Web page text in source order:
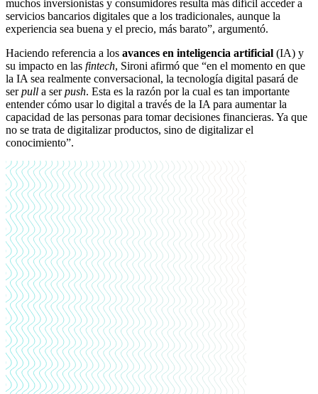
muchos inversionistas y consumidores resulta más difícil acceder a
servicios bancarios digitales que a los tradicionales, aunque la
experiencia sea buena y el precio, más barato”, argumentó.
Haciendo referencia a los avances en inteligencia artificial (IA) y
su impacto en las fintech, Sironi afirmó que “en el momento en que
la IA sea realmente conversacional, la tecnología digital pasará de
serpull a serpush. Esta es la razón por la cual es tan importante
entender cómo usar lo digital a través de la IA para aumentar la
capacidad de las personas para tomar decisiones financieras. Ya que
no se trata de digitalizar productos, sino de digitalizar el
conocimiento”.